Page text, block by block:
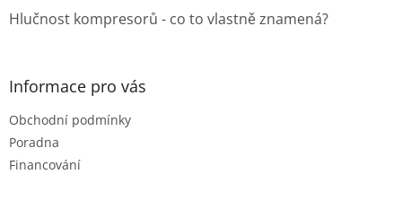
Hlučnost kompresorů - co to vlastně znamená?
Informace pro vás
Obchodní podmínky
Poradna
Financování